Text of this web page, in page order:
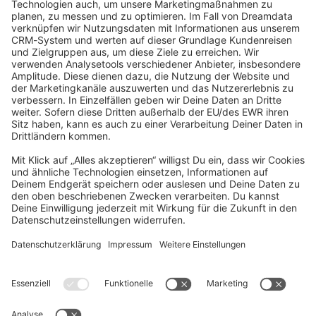
community@shopware.com
Company
Press
Jobs
Newsletter
Store
Shopware 6 Handbook by
Splendid (German)
Shopware 6 - Product Feedback &